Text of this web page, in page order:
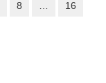
8 … 16